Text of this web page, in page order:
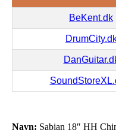
BeKent.dk
Navn: Sabian 18″ HH